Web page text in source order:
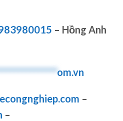
– Hồng Anh
om.vn
–
–